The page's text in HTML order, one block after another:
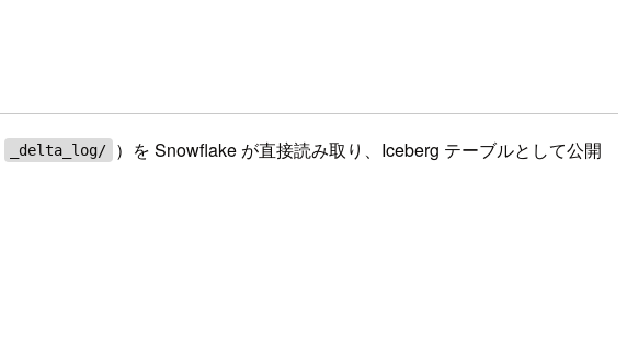
_delta_log/
）を Snowflake が直接読み取り、Iceberg テーブルとして公開